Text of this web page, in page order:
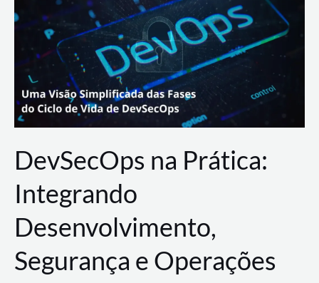
Rural
DevSecOps na Prática:
Integrando
Desenvolvimento,
Segurança e Operações